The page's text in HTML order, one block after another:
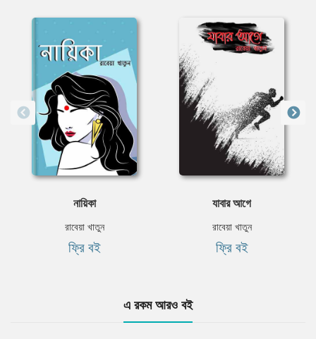
নায়িকা
রাবেয়া খাতুন
ফ্রি বই
যাবার আগে
রাবেয়া খাতুন
ফ্রি বই
এ রকম আরও বই